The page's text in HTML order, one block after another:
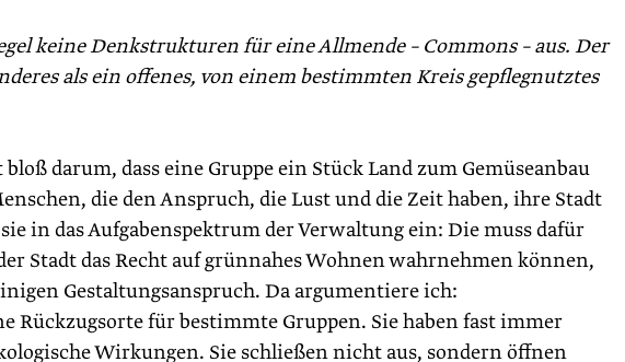
keine Denkstrukturen für eine Allmende – Commons – aus. Der
als ein offenes, von einem bestimmten Kreis gepflegnutztes
­darum, dass eine Gruppe ein Stück Land zum Gemüseanbau
die den Anspruch, die Lust und die Zeit haben, ihre Stadt
in das Aufgabenspektrum der Verwaltung ein: Die muss dafür
Stadt das Recht auf grünnahes Wohnen wahrnehmen können,
Gestaltungsanspruch. Da argumentiere ich:
Rückzugsorte für bestimmte Gruppen. Sie haben fast immer
Wirkungen. Sie schließen nicht aus, sondern öffnen